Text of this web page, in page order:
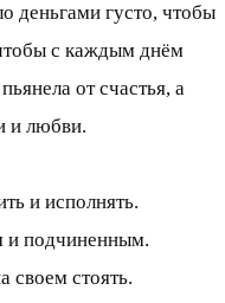
деньгами густо, чтобы
с каждым днём
от счастья, а
и любви.
и исполнять.
и подчиненным.
своем стоять.